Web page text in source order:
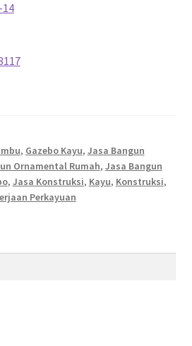
14
, Gazebo Kayu, Jasa Bangun
Ornamental Rumah, Jasa Bangun
, Jasa Konstruksi, Kayu, Konstruksi,
Perkayuan